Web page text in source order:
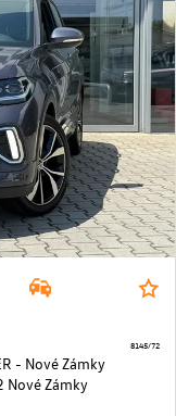
- Nové Zámky
Nové Zámky
8145/72